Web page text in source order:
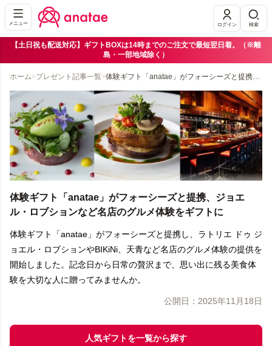
メニュー ログイン 検索
【土日祝も配送対応】ギフトBOXは14時までのご注文で最短翌日着。（※離
島・一部地域除く）
ホーム>プレゼント記事一覧> 体験ギフト「anatae」がフォーシーズと提携、ジョエル・ロブションなど名店のグルメ体験をギフトに
体験ギフト「anatae」がフォーシーズと提携、ジョエ
ル・ロブションなど名店のグルメ体験をギフトに
体験ギフト「anatae」がフォーシーズと提携し、ラトリエ ドゥ ジ
ョエル・ロブションやBIKiNi、天青など名店のグルメ体験の提供を
開始しました。記念日から日常の贅沢まで、思い出に残る美食体
験を大切な人に贈ってみませんか。
公開日： 2025年11月18日
人気ギフトを一覧から探す